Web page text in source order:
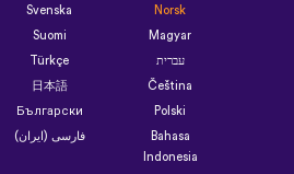
Svenska Norsk
Suomi Magyar
Türkçe עברית
日本語 Čeština
Български Polski
فارسی (ایران)
Bahasa
Indonesia